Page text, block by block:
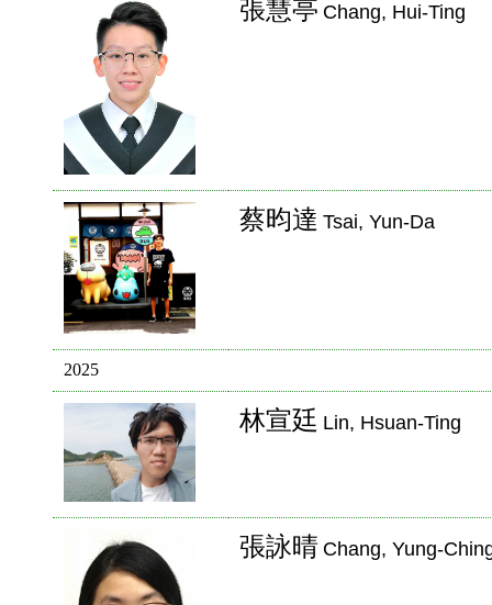
張慧亭 Chang, Hui-Ting
蔡昀達 Tsai, Yun-Da
2025
林宣廷 Lin, Hsuan-Ting
張詠晴 Chang, Yung-